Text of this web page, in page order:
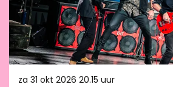
za 31 okt 2026 20.15 uur